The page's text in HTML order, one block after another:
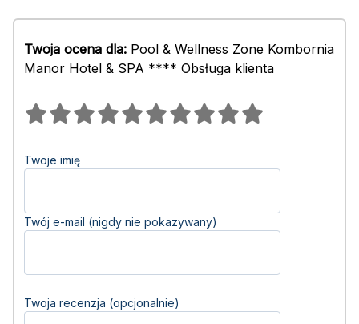
Twoja ocena dla: Pool & Wellness Zone Kombornia
Manor Hotel & SPA **** Obsługa klienta
Twoje imię
Twój e-mail (nigdy nie pokazywany)
Twoja recenzja (opcjonalnie)